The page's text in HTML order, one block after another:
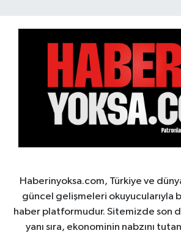
Haberinyoksa.com, Türkiye ve
güncel gelişmeleri okuyucularıyla
haber platformudur. Sitemizde son
yanı sıra, ekonominin nabzını